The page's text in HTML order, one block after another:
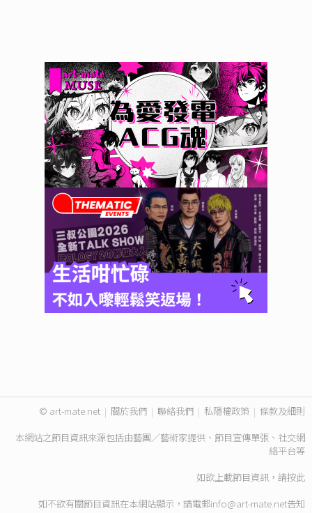
© art-mate.net | 關於我們 | 聯絡我們 | 私隱權政策 | 條款及細則
本網站之節目資訊來源包括由藝團／藝術家提供、節目宣傳單張、社交網
絡平台等
如欲上載節目資訊，請按此
如不欲有關節目資訊在本網站顯示，請電郵info@art-mate.net告知